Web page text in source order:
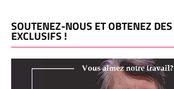
SOUTENEZ-NOUS ET OBTENEZ
EXCLUSIFS !